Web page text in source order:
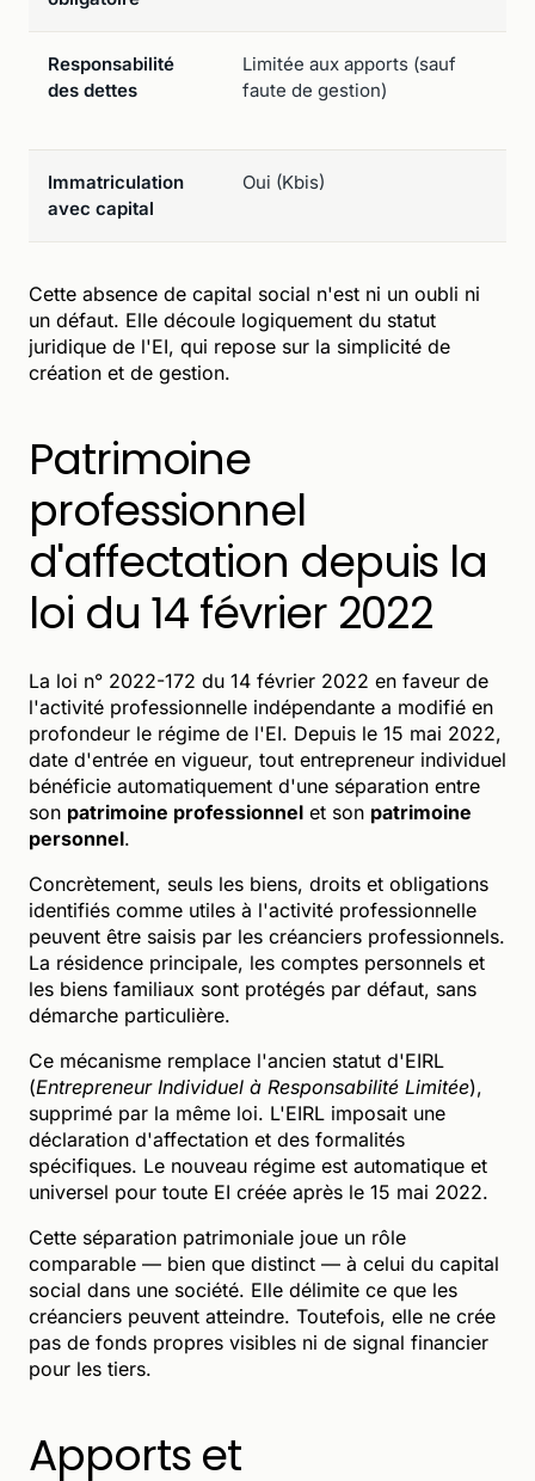
Responsabilité
des dettes
Limitée aux apports (sauf
faute de gestion)
Immatriculation
avec capital
Oui (Kbis)
Cette absence de capital social n'est ni un oubli ni
un défaut. Elle découle logiquement du statut
juridique de l'EI, qui repose sur la simplicité de
création et de gestion.
Patrimoine
professionnel
d'affectation depuis la
loi du 14 février 2022
La loi n° 2022-172 du 14 février 2022 en faveur de
l'activité professionnelle indépendante a modifié en
profondeur le régime de l'EI. Depuis le 15 mai 2022,
date d'entrée en vigueur, tout entrepreneur individuel
bénéficie automatiquement d'une séparation entre
son patrimoine professionnel et son patrimoine
personnel.
Concrètement, seuls les biens, droits et obligations
identifiés comme utiles à l'activité professionnelle
peuvent être saisis par les créanciers professionnels.
La résidence principale, les comptes personnels et
les biens familiaux sont protégés par défaut, sans
démarche particulière.
Ce mécanisme remplace l'ancien statut d'EIRL
(Entrepreneur Individuel à Responsabilité Limitée),
supprimé par la même loi. L'EIRL imposait une
déclaration d'affectation et des formalités
spécifiques. Le nouveau régime est automatique et
universel pour toute EI créée après le 15 mai 2022.
Cette séparation patrimoniale joue un rôle
comparable — bien que distinct — à celui du capital
social dans une société. Elle délimite ce que les
créanciers peuvent atteindre. Toutefois, elle ne crée
pas de fonds propres visibles ni de signal financier
pour les tiers.
Apports et